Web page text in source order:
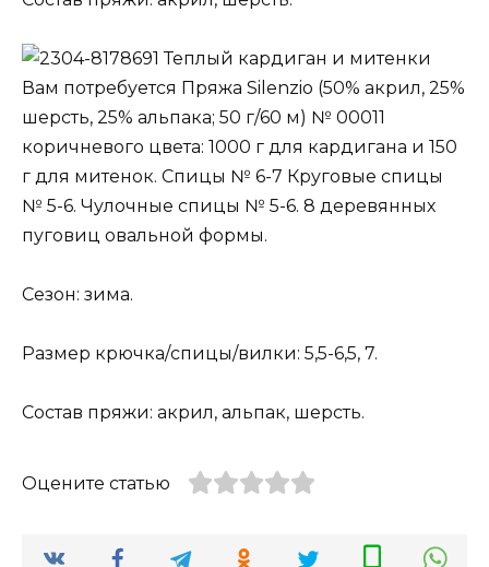
Теплый кардиган и митенки
Вам потребуется Пряжа Silenzio (50% акрил, 25%
шерсть, 25% альпака; 50 г/60 м) № 00011
коричневого цвета: 1000 г для кардигана и 150
г для митенок. Спицы № 6-7 Круговые спицы
№ 5-6. Чулочные спицы № 5-6. 8 деревянных
пуговиц овальной формы.
Сезон: зима.
Размер крючка/спицы/вилки: 5,5-6,5, 7.
Состав пряжи: акрил, альпак, шерсть.
Оцените статью